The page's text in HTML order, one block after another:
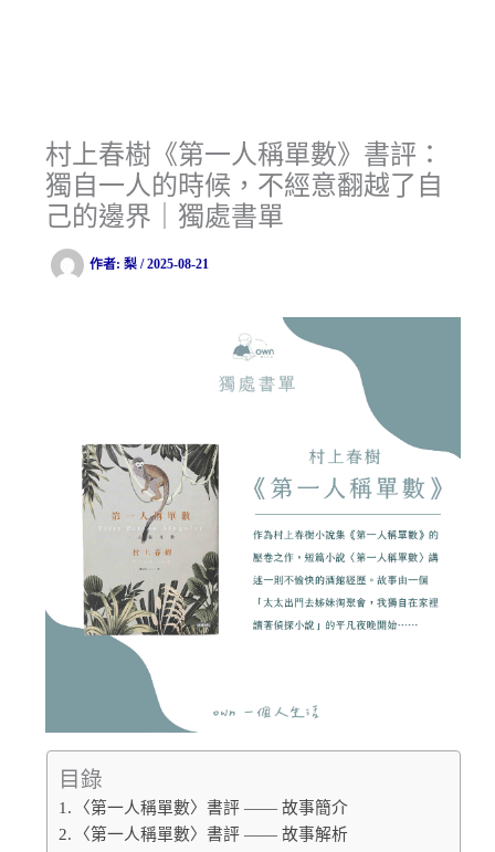
村上春樹《第一人稱單數》書評：
獨自一人的時候，不經意翻越了自
己的邊界｜獨處書單
作者:梨/2025-08-21
目錄
〈第一人稱單數〉書評 —— 故事簡介
〈第一人稱單數〉書評 —— 故事解析